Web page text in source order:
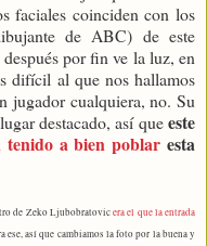
faciales coinciden con los
de ABC) de este
por fin ve la luz, en
difícil al que nos hallamos
jugador cualquiera, no. Su
destacado, así queeste
tenido a bien poblar esta
de Zeko Ljubobratovicera el que la entrada
ese, así que cambiamos la foto por la buena y